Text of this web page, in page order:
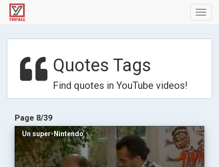
Quotes Tags
Find quotes in YouTube videos!
Page 8/39
Un super-Nintendo